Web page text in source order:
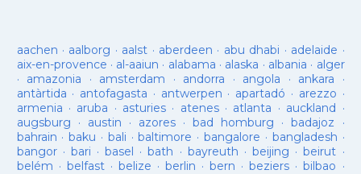
aachen · aalborg · aalst · aberdeen · abu dhabi · adelaide ·
aix-en-provence · al-aaiun · alabama · alaska · albania · alger
· amazonia · amsterdam · andorra · angola · ankara ·
antàrtida · antofagasta · antwerpen · apartadó · arezzo ·
armenia · aruba · asturies· atenes· atlanta · auckland ·
augsburg · austin · azores·bad homburg ·badajoz ·
bahrain ·baku · bali ·baltimore ·bangalore · bangladesh ·
bangor· bari ·basel ·bath · bayreuth ·beijing ·beirut ·
belém · belfast· belize · berlin ·bern ·beziers ·bilbao ·